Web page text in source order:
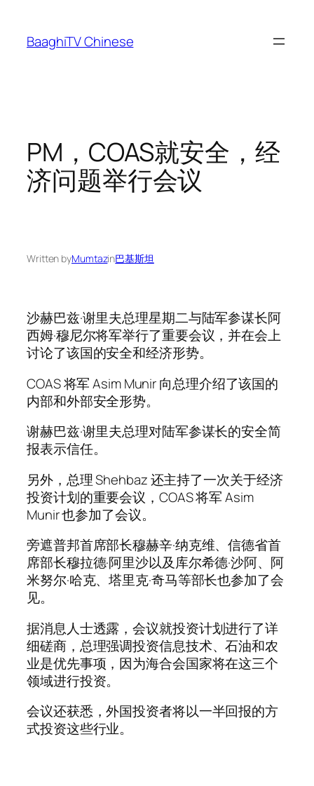
content
BaaghiTV Chinese
PM，COAS就安全，经
济问题举行会议
Written byMumtazin巴基斯坦
沙赫巴兹·谢里夫总理星期二与陆军参谋长阿
西姆·穆尼尔将军举行了重要会议，并在会上
讨论了该国的安全和经济形势。
COAS 将军 Asim Munir 向总理介绍了该国的
内部和外部安全形势。
谢赫巴兹·谢里夫总理对陆军参谋长的安全简
报表示信任。
另外，总理 Shehbaz 还主持了一次关于经济
投资计划的重要会议，COAS 将军 Asim
Munir 也参加了会议。
旁遮普邦首席部长穆赫辛·纳克维、信德省首
席部长穆拉德·阿里沙以及库尔希德·沙阿、阿
米努尔·哈克、塔里克·奇马等部长也参加了会
见。
据消息人士透露，会议就投资计划进行了详
细磋商，总理强调投资信息技术、石油和农
业是优先事项，因为海合会国家将在这三个
领域进行投资。
会议还获悉，外国投资者将以一半回报的方
式投资这些行业。